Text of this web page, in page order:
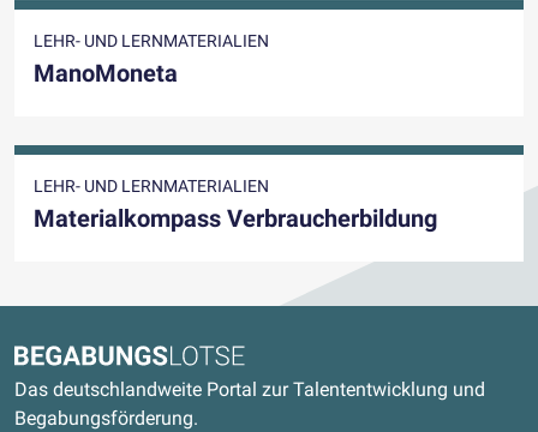
LEHR- UND LERNMATERIALIEN
ManoMoneta
LEHR- UND LERNMATERIALIEN
Materialkompass Verbraucherbildung
Begabungslotse
Das deutschlandweite Portal zur Talententwicklung und
Begabungsförderung.